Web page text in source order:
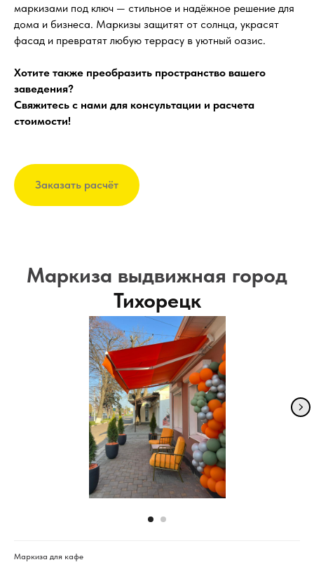
маркизами под ключ — стильное и надёжное решение для
дома и бизнеса. Маркизы защитят от солнца, украсят
фасад и превратят любую террасу в уютный оазис.
Хотите также преобразить пространство вашего
заведения?
Свяжитесь с нами для консультации и расчета
стоимости!
Заказать расчёт
Маркиза выдвижная город
Тихорецк
Маркиза для кафе